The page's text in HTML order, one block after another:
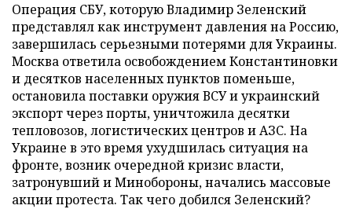
Операция СБУ, которую Владимир Зеленский
представлял как инструмент давления на Россию,
завершилась серьезными потерями для Украины.
Москва ответила освобождением Константиновки
и десятков населенных пунктов поменьше,
остановила поставки оружия ВСУ и украинский
экспорт через порты, уничтожила десятки
тепловозов, логистических центров и АЗС. На
Украине в это время ухудшилась ситуация на
фронте, возник очередной кризис власти,
затронувший и Минобороны, начались массовые
акции протеста. Так чего добился Зеленский?